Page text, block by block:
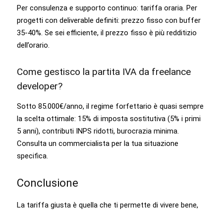
Per consulenza e supporto continuo: tariffa oraria. Per
progetti con deliverable definiti: prezzo fisso con buffer
35-40%. Se sei efficiente, il prezzo fisso è più redditizio
dell’orario.
Come gestisco la partita IVA da freelance
developer?
Sotto 85.000€/anno, il regime forfettario è quasi sempre
la scelta ottimale: 15% di imposta sostitutiva (5% i primi
5 anni), contributi INPS ridotti, burocrazia minima.
Consulta un commercialista per la tua situazione
specifica.
Conclusione
La tariffa giusta è quella che ti permette di vivere bene,